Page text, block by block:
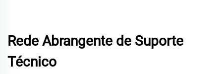
Rede Abrangente de Suporte
Técnico